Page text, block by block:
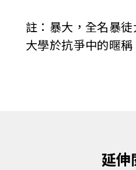
註：暴大，全名暴
大學於抗爭中的暱稱
延伸